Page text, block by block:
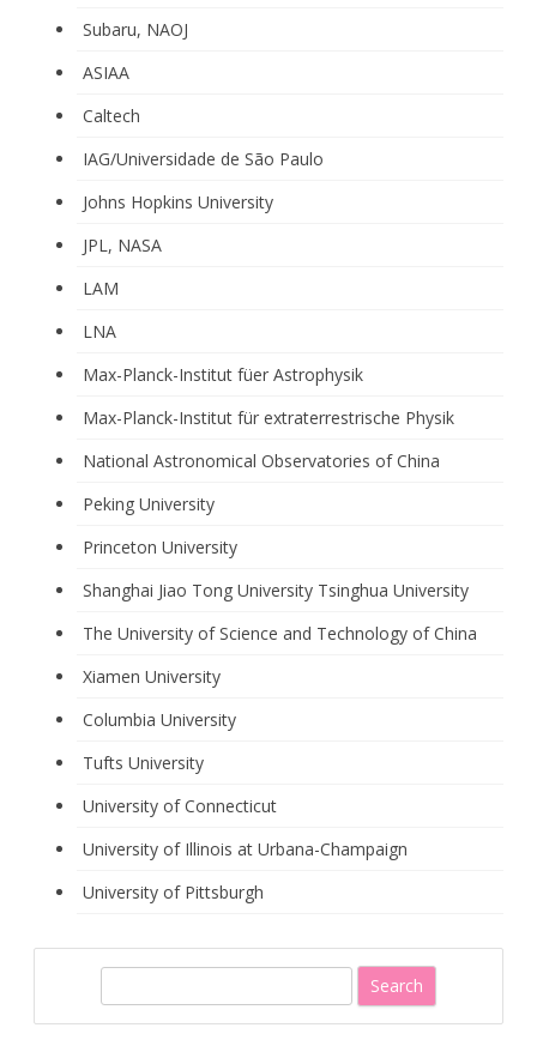
Subaru, NAOJ
ASIAA
Caltech
IAG/Universidade de São Paulo
Johns Hopkins University
JPL, NASA
LAM
LNA
Max-Planck-Institut füer Astrophysik
Max-Planck-Institut für extraterrestrische Physik
National Astronomical Observatories of China
Peking University
Princeton University
Shanghai Jiao Tong University Tsinghua University
The University of Science and Technology of China
Xiamen University
Columbia University
Tufts University
University of Connecticut
University of Illinois at Urbana-Champaign
University of Pittsburgh